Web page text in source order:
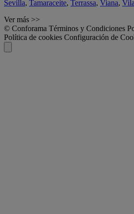
Sevilla, Tamaraceite, Terrassa, Viana,
Ver más >>
© Conforama Términos y Condiciones
Política de cookies Configuración de